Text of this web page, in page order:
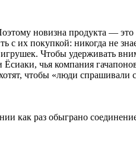
новизна продукта —
их покупкой: никогда не
Чтобы удерживать
чья компания
чтобы «люди спрашивали
как раз обыграно